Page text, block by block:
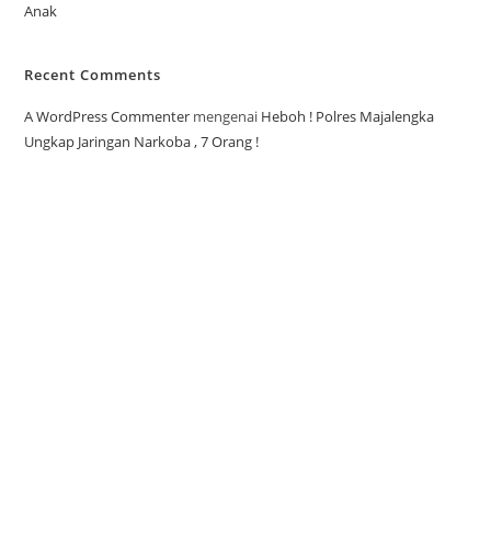
Anak
Recent Comments
A WordPress Commenter mengenai Heboh ! Polres Majalengka
Ungkap Jaringan Narkoba , 7 Orang !